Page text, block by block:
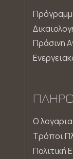
Πράσινη
Ο
Τρόποι
Πολιτική